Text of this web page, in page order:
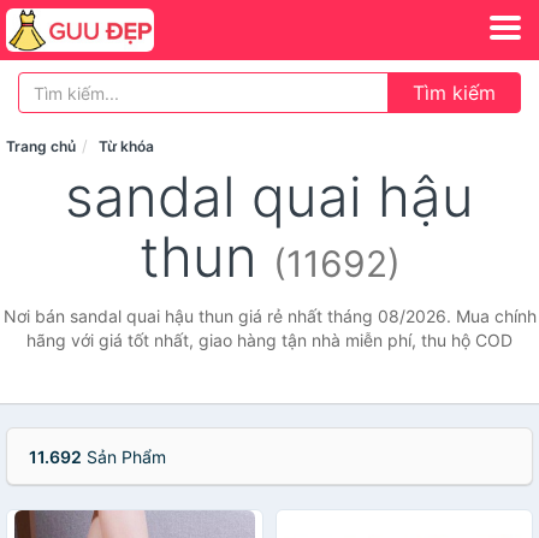
Tìm kiếm
Trang chủ Từ khóa
sandal quai hậu
thun (11692)
Nơi bán sandal quai hậu thun giá rẻ nhất tháng 08/2026. Mua chính
hãng với giá tốt nhất, giao hàng tận nhà miễn phí, thu hộ COD
11.692 Sản Phẩm